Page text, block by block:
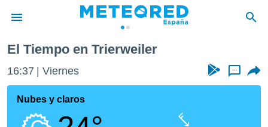
de
por
El Tiempo en Trierweiler
16:37 Viernes ...
Nubes y claros